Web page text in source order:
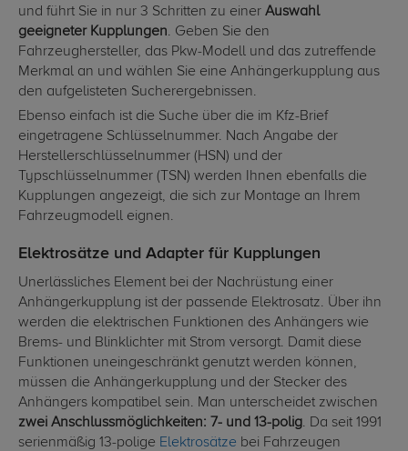
und führt Sie in nur 3 Schritten zu einer Auswahl
geeigneter Kupplungen. Geben Sie den
Fahrzeughersteller, das Pkw-Modell und das zutreffende
Merkmal an und wählen Sie eine Anhängerkupplung aus
den aufgelisteten Sucherergebnissen.
Ebenso einfach ist die Suche über die im Kfz-Brief
eingetragene Schlüsselnummer. Nach Angabe der
Herstellerschlüsselnummer (HSN) und der
Typschlüsselnummer (TSN) werden Ihnen ebenfalls die
Kupplungen angezeigt, die sich zur Montage an Ihrem
Fahrzeugmodell eignen.
Elektrosätze und Adapter für Kupplungen
Unerlässliches Element bei der Nachrüstung einer
Anhängerkupplung ist der passende Elektrosatz. Über ihn
werden die elektrischen Funktionen des Anhängers wie
Brems- und Blinklichter mit Strom versorgt. Damit diese
Funktionen uneingeschränkt genutzt werden können,
müssen die Anhängerkupplung und der Stecker des
Anhängers kompatibel sein. Man unterscheidet zwischen
zwei Anschlussmöglichkeiten: 7- und 13-polig. Da seit 1991
serienmäßig 13-polige Elektrosätze bei Fahrzeugen